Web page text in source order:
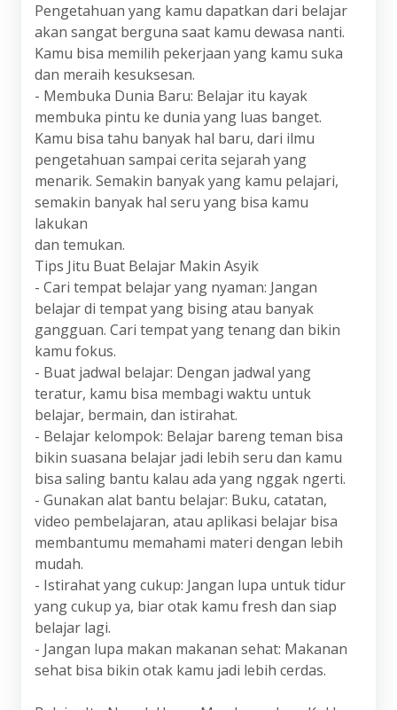
Pengetahuan yang kamu dapatkan dari belajar
akan sangat berguna saat kamu dewasa nanti.
Kamu bisa memilih pekerjaan yang kamu suka
dan meraih kesuksesan.
- Membuka Dunia Baru: Belajar itu kayak
membuka pintu ke dunia yang luas banget.
Kamu bisa tahu banyak hal baru, dari ilmu
pengetahuan sampai cerita sejarah yang
menarik. Semakin banyak yang kamu pelajari,
semakin banyak hal seru yang bisa kamu
lakukan
dan temukan.
Tips Jitu Buat Belajar Makin Asyik
- Cari tempat belajar yang nyaman: Jangan
belajar di tempat yang bising atau banyak
gangguan. Cari tempat yang tenang dan bikin
kamu fokus.
- Buat jadwal belajar: Dengan jadwal yang
teratur, kamu bisa membagi waktu untuk
belajar, bermain, dan istirahat.
- Belajar kelompok: Belajar bareng teman bisa
bikin suasana belajar jadi lebih seru dan kamu
bisa saling bantu kalau ada yang nggak ngerti.
- Gunakan alat bantu belajar: Buku, catatan,
video pembelajaran, atau aplikasi belajar bisa
membantumu memahami materi dengan lebih
mudah.
- Istirahat yang cukup: Jangan lupa untuk tidur
yang cukup ya, biar otak kamu fresh dan siap
belajar lagi.
- Jangan lupa makan makanan sehat: Makanan
sehat bisa bikin otak kamu jadi lebih cerdas.